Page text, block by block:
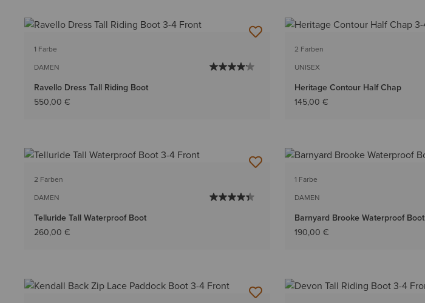
1 Farbe
DAMEN
Ravello Dress Tall Riding Boot
550,00 €
2 Farben
UNISEX
Heritage Contour Half Chap
145,00 €
2 Farben
DAMEN
Telluride Tall Waterproof Boot
260,00 €
1 Farbe
DAMEN
Barnyard Brooke Waterproof Boot
190,00 €